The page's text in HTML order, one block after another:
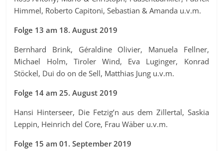
Himmel, Roberto Capitoni, Sebastian & Amanda u.v.m.
Folge 13 am 18. August 2019
Bernhard Brink, Géraldine Olivier, Manuela Fellner,
Michael Holm, Tiroler Wind, Eva Luginger, Konrad
Stöckel, Dui do on de Sell, Matthias Jung u.v.m.
Folge 14 am 25. August 2019
Hansi Hinterseer, Die Fetzig’n aus dem Zillertal, Saskia
Leppin, Heinrich del Core, Frau Wäber u.v.m.
Folge 15 am 01. September 2019